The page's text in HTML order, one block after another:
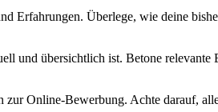
Erfahrungen. Überlege, wie deine
und übersichtlich ist. Betone
Online-Bewerbung. Achte darauf,